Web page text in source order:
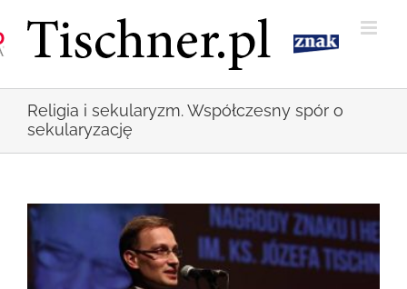
zawartości
Religia i sekularyzm. Współczesny spór o
sekularyzację